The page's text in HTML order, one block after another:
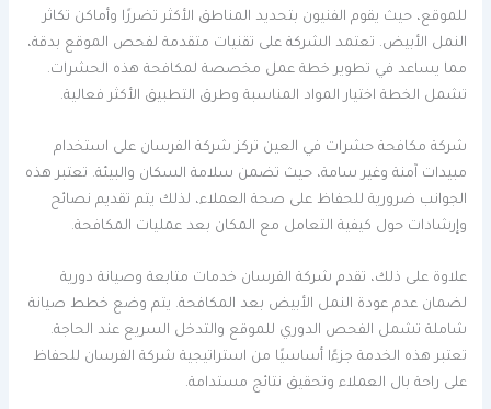
للموقع، حيث يقوم الفنيون بتحديد المناطق الأكثر تضررًا وأماكن تكاثر
النمل الأبيض. تعتمد الشركة على تقنيات متقدمة لفحص الموقع بدقة،
مما يساعد في تطوير خطة عمل مخصصة لمكافحة هذه الحشرات.
تشمل الخطة اختيار المواد المناسبة وطرق التطبيق الأكثر فعالية.
شركة مكافحة حشرات في العين تركز شركة الفرسان على استخدام
مبيدات آمنة وغير سامة، حيث تضمن سلامة السكان والبيئة. تعتبر هذه
الجوانب ضرورية للحفاظ على صحة العملاء، لذلك يتم تقديم نصائح
وإرشادات حول كيفية التعامل مع المكان بعد عمليات المكافحة.
علاوة على ذلك، تقدم شركة الفرسان خدمات متابعة وصيانة دورية
لضمان عدم عودة النمل الأبيض بعد المكافحة. يتم وضع خطط صيانة
شاملة تشمل الفحص الدوري للموقع والتدخل السريع عند الحاجة.
تعتبر هذه الخدمة جزءًا أساسيًا من استراتيجية شركة الفرسان للحفاظ
على راحة بال العملاء وتحقيق نتائج مستدامة.